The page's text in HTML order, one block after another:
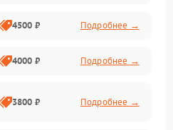
4500 ₽ Подробнее →
4000 ₽ Подробнее →
3800 ₽ Подробнее →